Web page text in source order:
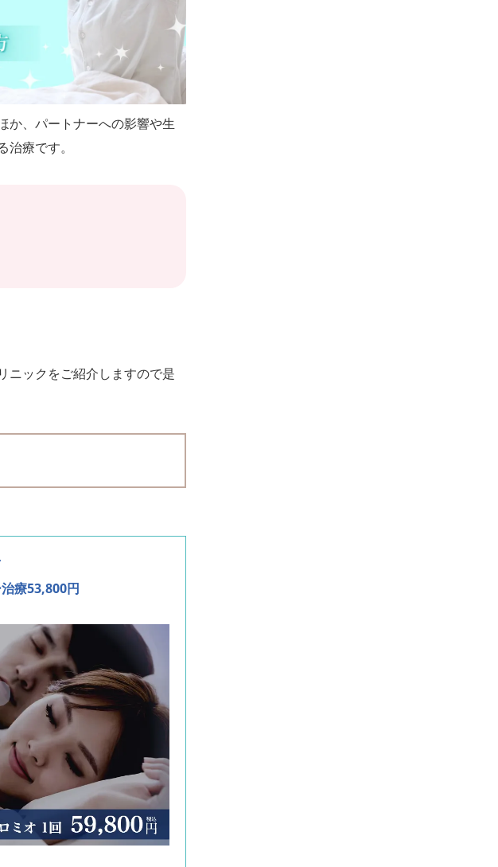
か、パートナーへの影響や生
療です。
ニックをご紹介しますので是
療53,800円